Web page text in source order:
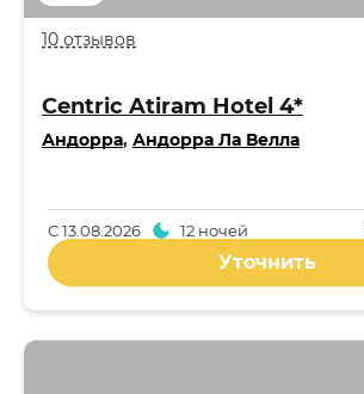
10 отзывов
Centric Atiram Hotel 4*
Андорра, Андорра Ла Велла
С13.08.2026 12 ночей
Уточнить